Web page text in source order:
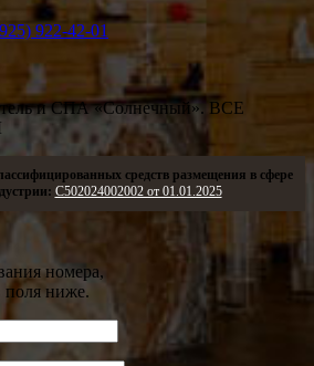
922-42-01
и СПА «Солнечный». ВСЕ
средств размещения в сфере
С502024002002 от 01.01.2025
номера,
поля ниже.